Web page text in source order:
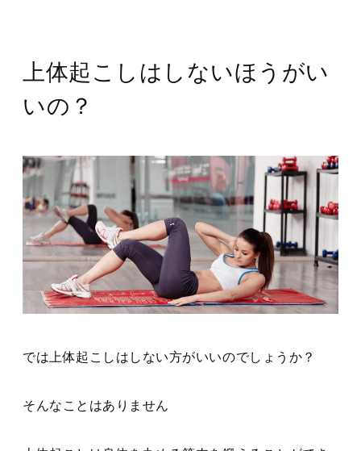
上体起こしはしないほうがい
いの？
では上体起こしはしない方がいいのでしょうか？
そんなことはありません